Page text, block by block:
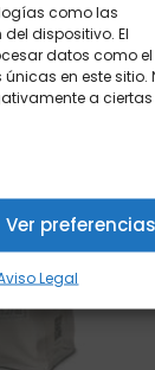
como las
dispositivo. El
datos como el
en este sitio.
a ciertas
Ver
Legal